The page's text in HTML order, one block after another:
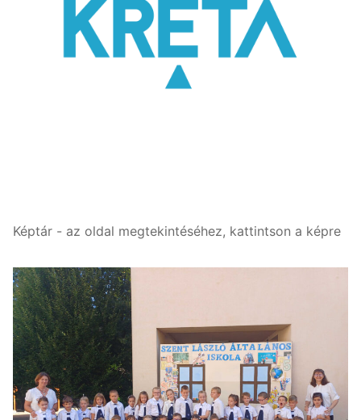
Képtár - az oldal megtekintéséhez, kattintson a képre